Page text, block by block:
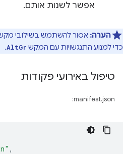
אפשר לשנות אותם.
הערה: אסור להשתמש בשילובי
כדי למנוע התנגשויות עם המקש AltGr
.
טיפול באירועי פקודות
manifest.json:
,